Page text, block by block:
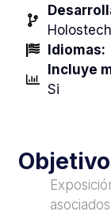
Holostech
Idiomas:
Incluye
Si